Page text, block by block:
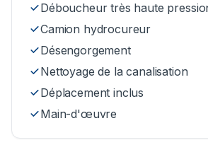
Déboucheur très haute
Camion hydrocureur
Désengorgement
Nettoyage de la canalisation
Déplacement inclus
Main-d'œuvre